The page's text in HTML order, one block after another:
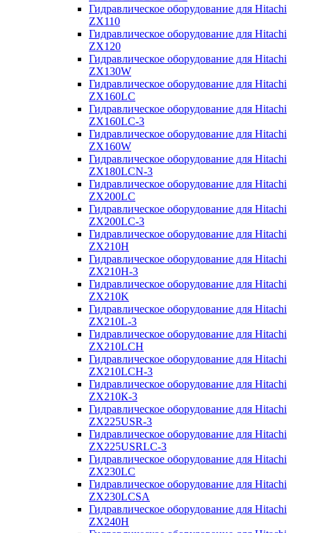
Гидравлическое оборудование для Hitachi
ZX110
Гидравлическое оборудование для Hitachi
ZX120
Гидравлическое оборудование для Hitachi
ZX130W
Гидравлическое оборудование для Hitachi
ZX160LC
Гидравлическое оборудование для Hitachi
ZX160LC-3
Гидравлическое оборудование для Hitachi
ZX160W
Гидравлическое оборудование для Hitachi
ZX180LCN-3
Гидравлическое оборудование для Hitachi
ZX200LC
Гидравлическое оборудование для Hitachi
ZX200LC-3
Гидравлическое оборудование для Hitachi
ZX210H
Гидравлическое оборудование для Hitachi
ZX210H-3
Гидравлическое оборудование для Hitachi
ZX210K
Гидравлическое оборудование для Hitachi
ZX210L-3
Гидравлическое оборудование для Hitachi
ZX210LCH
Гидравлическое оборудование для Hitachi
ZX210LCH-3
Гидравлическое оборудование для Hitachi
ZX210К-3
Гидравлическое оборудование для Hitachi
ZX225USR-3
Гидравлическое оборудование для Hitachi
ZX225USRLC-3
Гидравлическое оборудование для Hitachi
ZX230LC
Гидравлическое оборудование для Hitachi
ZX230LCSA
Гидравлическое оборудование для Hitachi
ZX240H